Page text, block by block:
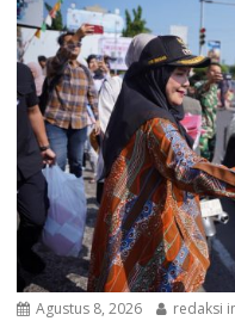
Agustus 8, 2026 redaksi